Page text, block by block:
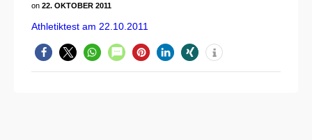
on 22. OKTOBER 2011
Athletiktest am 22.10.2011